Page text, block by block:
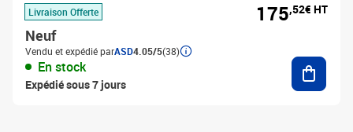
Livraison Offerte
Neuf
Vendu et expédié parASD4.05/5(38)
En stock
Expédié sous 7 jours
175,52€ HT